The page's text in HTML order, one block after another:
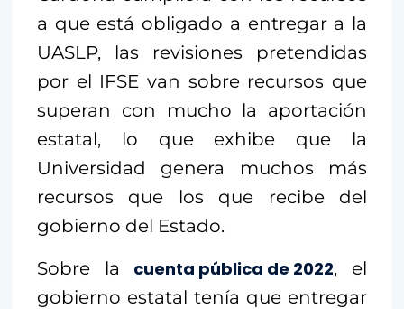
a que está obligado a entregar a la
UASLP, las revisiones pretendidas
por el IFSE van sobre recursos que
superan con mucho la aportación
estatal, lo que exhibe que la
Universidad genera muchos más
recursos que los que recibe del
gobierno del Estado.
Sobre la cuenta pública de 2022, el
gobierno estatal tenía que entregar